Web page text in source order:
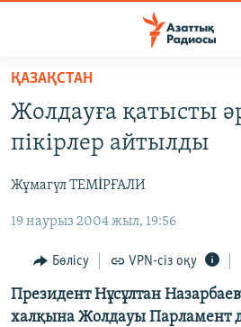
Skip
main
content
to
Navigation
Search
САЯСАТ
AZATTYQTV
ҚАҢТАР ОҚИҒАСЫ
АДАМ ҚҰҚЫҚТАРЫ
ӘЛЕУМЕТ
ӘЛЕМ
АРНАЙЫ ЖОБАЛАР
ҚАЗАҚСТАН
Жолдауға қатысты
пікірлер айтылды
Жұмагүл ТЕМİРҒАЛИ
19 наурыз 2004 жыл, 19:56
Бөлісу VPN-сіз оқу
Президент Нұсұлтан
халқына Жолдауы Парламент